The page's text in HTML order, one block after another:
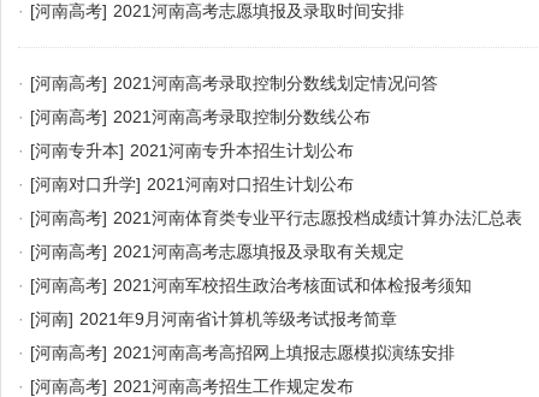
· [河南高考] 2021河南高考志愿填报及录取时间安排
· [河南高考] 2021河南高考录取控制分数线划定情况问答
· [河南高考] 2021河南高考录取控制分数线公布
· [河南专升本] 2021河南专升本招生计划公布
· [河南对口升学] 2021河南对口招生计划公布
· [河南高考] 2021河南体育类专业平行志愿投档成绩计算办法汇总表
· [河南高考] 2021河南高考志愿填报及录取有关规定
· [河南高考] 2021河南军校招生政治考核面试和体检报考须知
· [河南] 2021年9月河南省计算机等级考试报考简章
· [河南高考] 2021河南高考高招网上填报志愿模拟演练安排
· [河南高考] 2021河南高考招生工作规定发布